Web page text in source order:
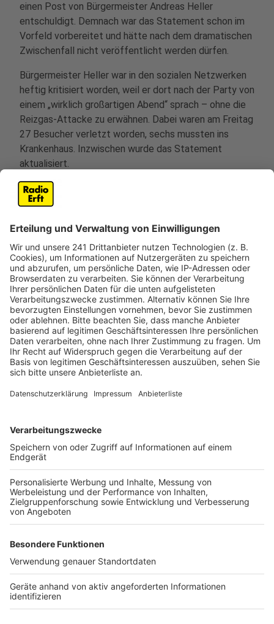
einen Post von Bürgermeister Andreas Heller
entschuldigt. Demnach war das Statement schon im
Vorfeld vorbereitet und hätte nach dem dramatischen
Zwischenfall nicht veröffentlicht werden dürfen.
Bürgermeister Heller war in den sozialen Netzwerken
heftig kritisiert worden, weil er dort nach der Party von
einem „wirklich großartigen Abend“ sprach – ohne die
Reizgas-Attacke zu erwähnen. Dabei waren am Freitag
27 Besucher verletzt worden, sechs mussten ins
Krankenhaus. Inzwischen wurde das Statement
aktualisiert.
Die Stadt bedankte sich bei den Einsatzkräften und
Helfern: durch ihr schnelles, besonnenes und
umgehend versorgt und die Situation rasch unter
Kontrolle gebracht werden können. Und auch die vielen
Besucherinnen und Besucher seien in der Situation
ruhig und rücksichtsvoll geblieben. Der alkoholisierte
Mann, der das Reizgas in die Menge gesprüht hatte,
wurde in Gewahrsam genommen. Den Verletzten
wünscht die Stadt schnelle Genesung.
Außerdem wird die Polizei zitiert: Das
Sicherheitskonzept der Veranstaltung sei gut
gewesen, so etwas könne bei Großveranstaltungen
leider vorkommen und sei nicht zu verhindern. Ein
sorgen können.
Anzeige
Weitere Themen von Rhein und Erft
Heimatpreis Erftstadt geht an drei Vereine
Großbrand zerstört Hürther
Obdachlosenunterkunft
Prozess: Schwerer Raub am Kölner Neumarkt vor